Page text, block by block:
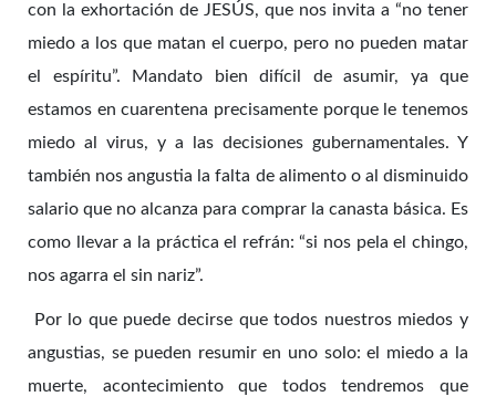
con la exhortación de JESÚS, que nos invita a “no tener
miedo a los que matan el cuerpo, pero no pueden matar
el espíritu”. Mandato bien difícil de asumir, ya que
estamos en cuarentena precisamente porque le tenemos
miedo al virus, y a las decisiones gubernamentales. Y
también nos angustia la falta de alimento o al disminuido
salario que no alcanza para comprar la canasta básica. Es
como llevar a la práctica el refrán: “si nos pela el chingo,
nos agarra el sin nariz”.
Por lo que puede decirse que todos nuestros miedos y
angustias, se pueden resumir en uno solo: el miedo a la
muerte, acontecimiento que todos tendremos que